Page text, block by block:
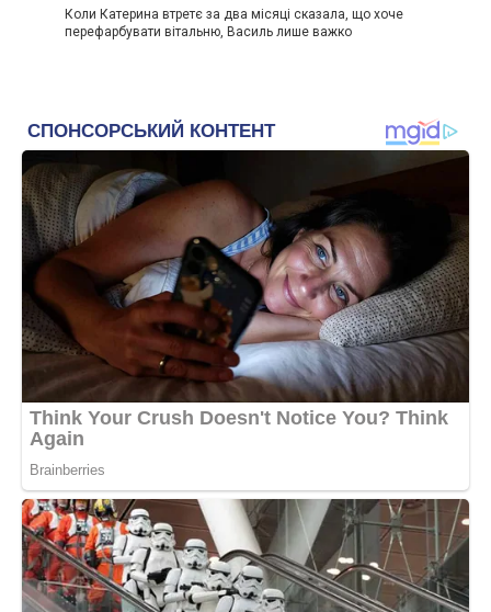
Коли Катерина втретє за два місяці сказала, що хоче
перефарбувати вітальню, Василь лише важко